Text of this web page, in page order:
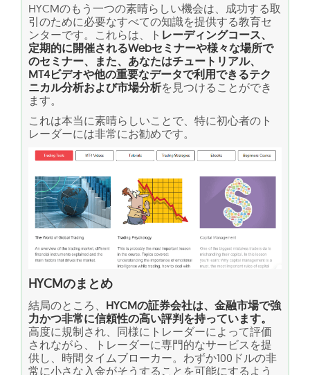
HYCMのもう一つの素晴らしい機会は、成功する取
引のために必要なすべての知識を提供する教育セ
ンターです。これらは、ト レーディングコース、
定期的に開催されるWebセミナーや様々な場所で
のセミナー、また、あなたはチュートリアル、
MT4ビデオや他の重要なデータで利用できるテク
ニカル分析および市場分析を見つけることができ
ます。
これは本当に素晴らしいことで、特に初心者のト
レーダーには非常にお勧めです。
HYCMのまとめ
結局のところ、 HYCMの証券会社は、金融市場で強
力かつ非常に信頼性の高い評判を持っています。
高度に規制され、同様にトレーダーによって評価
されながら、トレーダーに専門的なサービスを提
供し、時間タイムブローカー。わずか100ドルの非
常に小さな入金がそうすることを可能にするよう